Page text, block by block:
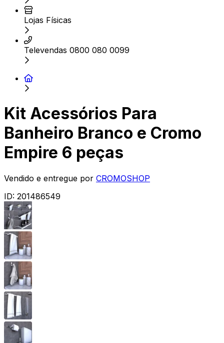
Lojas Físicas
Televendas 0800 080 0099
Kit Acessórios Para
Banheiro Branco e Cromo
Empire 6 peças
Vendido e entregue por CROMOSHOP
ID: 201486549